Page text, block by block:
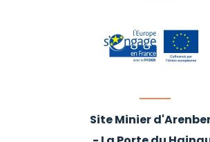
Site Minier